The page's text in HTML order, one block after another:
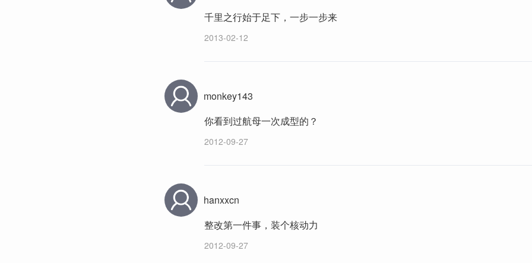
千里之行始于足下，一步一步来
2013-02-12
monkey143
你看到过航母一次成型的？
2012-09-27
hanxxcn
整改第一件事，装个核动力
2012-09-27